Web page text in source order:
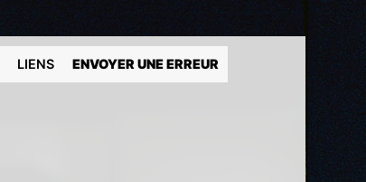
LIENS ENVOYER UNE ERREUR